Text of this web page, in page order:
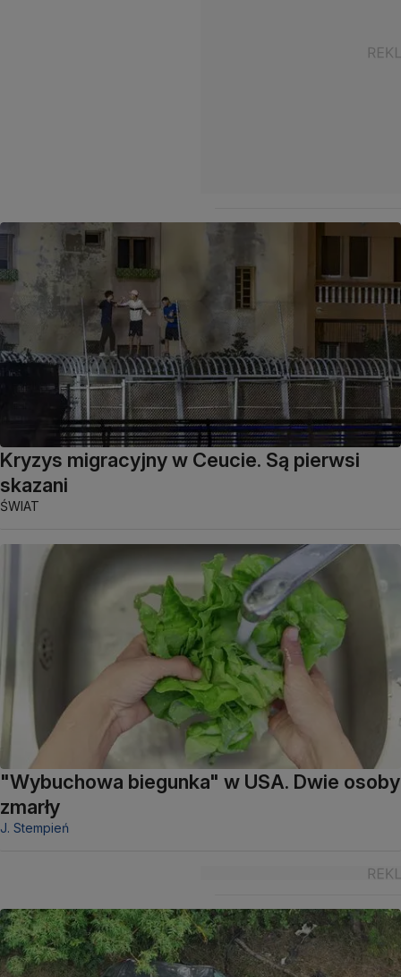
Kryzys migracyjny w Ceucie. Są pierwsi
skazani
ŚWIAT
"Wybuchowa biegunka" w USA. Dwie osoby
zmarły
J. Stempień